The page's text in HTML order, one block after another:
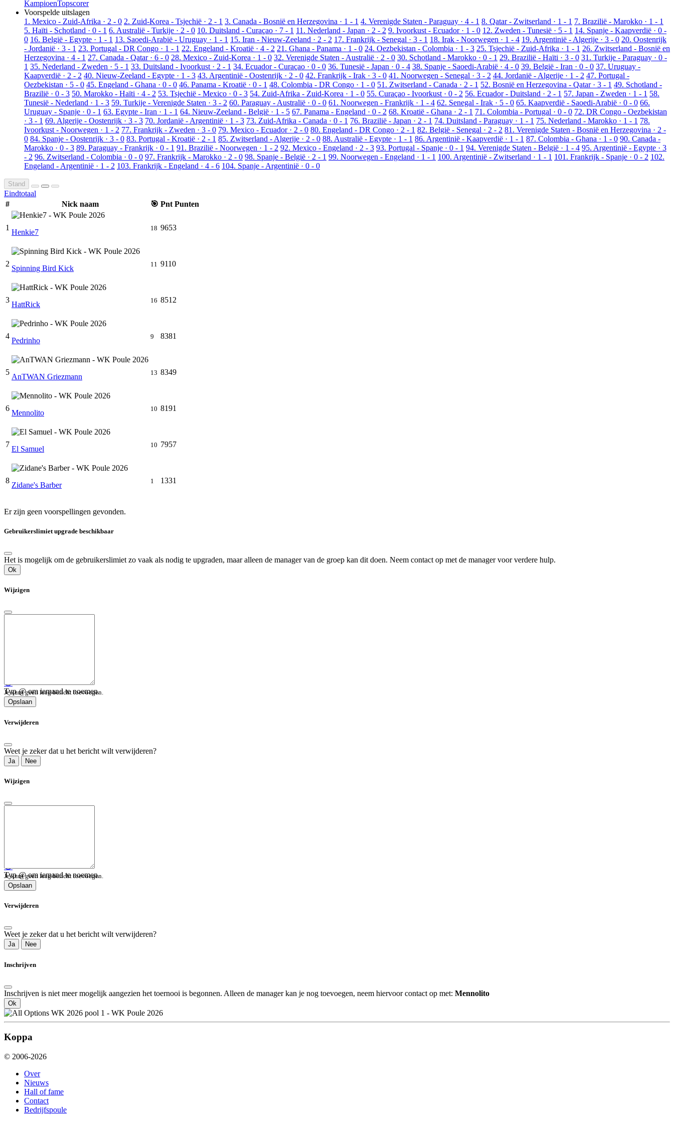
KampioenTopscorer
Voorspelde uitslagen
1. Mexico - Zuid-Afrika · 2 - 0 2. Zuid-Korea - Tsjechië · 2 - 1 3. Canada - Bosnië en Herzegovina · 1 - 1 4. Verenigde Staten - Paraguay · 4 - 1 8. Qatar - Zwitserland · 1 - 1 7. Brazilië - Marokko · 1 - 1
5. Haïti - Schotland · 0 - 1 6. Australië - Turkije · 2 - 0 10. Duitsland - Curaçao · 7 - 1 11. Nederland - Japan · 2 - 2 9. Ivoorkust - Ecuador · 1 - 0 12. Zweden - Tunesië · 5 - 1 14. Spanje - Kaapverdië · 0 -
0 16. België - Egypte · 1 - 1 13. Saoedi-Arabië - Uruguay · 1 - 1 15. Iran - Nieuw-Zeeland · 2 - 2 17. Frankrijk - Senegal · 3 - 1 18. Irak - Noorwegen · 1 - 4 19. Argentinië - Algerije · 3 - 0 20. Oostenrijk
- Jordanië · 3 - 1 23. Portugal - DR Congo · 1 - 1 22. Engeland - Kroatië · 4 - 2 21. Ghana - Panama · 1 - 0 24. Oezbekistan - Colombia · 1 - 3 25. Tsjechië - Zuid-Afrika · 1 - 1 26. Zwitserland - Bosnië en
Herzegovina · 4 - 1 27. Canada - Qatar · 6 - 0 28. Mexico - Zuid-Korea · 1 - 0 32. Verenigde Staten - Australië · 2 - 0 30. Schotland - Marokko · 0 - 1 29. Brazilië - Haïti · 3 - 0 31. Turkije - Paraguay · 0 -
1 35. Nederland - Zweden · 5 - 1 33. Duitsland - Ivoorkust · 2 - 1 34. Ecuador - Curaçao · 0 - 0 36. Tunesië - Japan · 0 - 4 38. Spanje - Saoedi-Arabië · 4 - 0 39. België - Iran · 0 - 0 37. Uruguay -
Kaapverdië · 2 - 2 40. Nieuw-Zeeland - Egypte · 1 - 3 43. Argentinië - Oostenrijk · 2 - 0 42. Frankrijk - Irak · 3 - 0 41. Noorwegen - Senegal · 3 - 2 44. Jordanië - Algerije · 1 - 2 47. Portugal -
Oezbekistan · 5 - 0 45. Engeland - Ghana · 0 - 0 46. Panama - Kroatië · 0 - 1 48. Colombia - DR Congo · 1 - 0 51. Zwitserland - Canada · 2 - 1 52. Bosnië en Herzegovina - Qatar · 3 - 1 49. Schotland -
Brazilië · 0 - 3 50. Marokko - Haïti · 4 - 2 53. Tsjechië - Mexico · 0 - 3 54. Zuid-Afrika - Zuid-Korea · 1 - 0 55. Curaçao - Ivoorkust · 0 - 2 56. Ecuador - Duitsland · 2 - 1 57. Japan - Zweden · 1 - 1 58.
Tunesië - Nederland · 1 - 3 59. Turkije - Verenigde Staten · 3 - 2 60. Paraguay - Australië · 0 - 0 61. Noorwegen - Frankrijk · 1 - 4 62. Senegal - Irak · 5 - 0 65. Kaapverdië - Saoedi-Arabië · 0 - 0 66.
Uruguay - Spanje · 0 - 1 63. Egypte - Iran · 1 - 1 64. Nieuw-Zeeland - België · 1 - 5 67. Panama - Engeland · 0 - 2 68. Kroatië - Ghana · 2 - 1 71. Colombia - Portugal · 0 - 0 72. DR Congo - Oezbekistan
· 3 - 1 69. Algerije - Oostenrijk · 3 - 3 70. Jordanië - Argentinië · 1 - 3 73. Zuid-Afrika - Canada · 0 - 1 76. Brazilië - Japan · 2 - 1 74. Duitsland - Paraguay · 1 - 1 75. Nederland - Marokko · 1 - 1 78.
Ivoorkust - Noorwegen · 1 - 2 77. Frankrijk - Zweden · 3 - 0 79. Mexico - Ecuador · 2 - 0 80. Engeland - DR Congo · 2 - 1 82. België - Senegal · 2 - 2 81. Verenigde Staten - Bosnië en Herzegovina · 2 -
0 84. Spanje - Oostenrijk · 3 - 0 83. Portugal - Kroatië · 2 - 1 85. Zwitserland - Algerije · 2 - 0 88. Australië - Egypte · 1 - 1 86. Argentinië - Kaapverdië · 1 - 1 87. Colombia - Ghana · 1 - 0 90. Canada -
Marokko · 0 - 3 89. Paraguay - Frankrijk · 0 - 1 91. Brazilië - Noorwegen · 1 - 2 92. Mexico - Engeland · 2 - 3 93. Portugal - Spanje · 0 - 1 94. Verenigde Staten - België · 1 - 4 95. Argentinië - Egypte · 3
- 2 96. Zwitserland - Colombia · 0 - 0 97. Frankrijk - Marokko · 2 - 0 98. Spanje - België · 2 - 1 99. Noorwegen - Engeland · 1 - 1 100. Argentinië - Zwitserland · 1 - 1 101. Frankrijk - Spanje · 0 - 2 102.
Engeland - Argentinië · 1 - 2 103. Frankrijk - Engeland · 4 - 6 104. Spanje - Argentinië · 0 - 0
Stand
Eindtotaal
#
Nick naam 🎯 Pnt Punten
1
Henkie7 18 9653
2
Spinning Bird Kick 11 9110
3
HattRick 16 8512
4
Pedrinho 9 8381
5
AnTWAN Griezmann 13 8349
6
Mennolito 10 8191
7
El Samuel 10 7957
8
Zidane's Barber 1 1331
Er zijn geen voorspellingen gevonden.
Gebruikerslimiet upgrade beschikbaar
Het is mogelijk om de gebruikerslimiet zo vaak als nodig te upgraden, maar alleen de manager van de groep kan dit doen. Neem contact op met de manager voor verdere hulp.
Ok
Wijzigen
Typ @ om iemand te noemen.
😀
Je kunt geen leeg bericht toevoegen.
Opslaan
Verwijderen
Weet je zeker dat u het bericht wilt verwijderen?
Ja Nee
Wijzigen
Typ @ om iemand te noemen.
😀
Je kunt geen leeg bericht toevoegen.
Opslaan
Verwijderen
Weet je zeker dat u het bericht wilt verwijderen?
Ja Nee
Inschrijven
Inschrijven is niet meer mogelijk aangezien het toernooi is begonnen. Alleen de manager kan je nog toevoegen, neem hiervoor contact op met: Mennolito
Ok
Koppa
© 2006-2026
Over
Nieuws
Hall of fame
Contact
Bedrijfspoule